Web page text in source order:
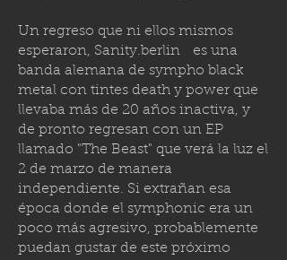
Un regreso que ni ellos mismos
esperaron, Sanity.berlin es una
banda alemana de sympho black
metal con tintes death y power que
llevaba más de 20 años inactiva, y
de pronto regresan con un EP
llamado "The Beast" que verá la luz el
2 de marzo de manera
independiente. Si extrañan esa
época donde el symphonic era un
poco más agresivo, probablemente
puedan gustar de este próximo